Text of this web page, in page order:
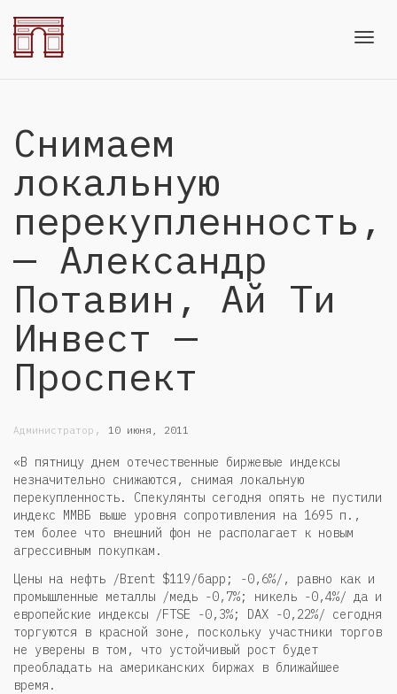
Снимаем
локальную
перекупленность,
— Александр
Потавин, Ай Ти
Инвест —
Проспект
Администратор , 10 июня, 2011
«В пятницу днем отечественные биржевые индексы
незначительно снижаются, снимая локальную
перекупленность. Спекулянты сегодня опять не пустили
индекс ММВБ выше уровня сопротивления на 1695 п.,
тем более что внешний фон не располагает к новым
агрессивным покупкам.
Цены на нефть /Brent $119/барр; -0,6%/, равно как и
промышленные металлы /медь -0,7%; никель -0,4%/ да и
европейские индексы /FTSE -0,3%; DAX -0,22%/ сегодня
торгуются в красной зоне, поскольку участники торгов
не уверены в том, что устойчивый рост будет
преобладать на американских биржах в ближайшее
время.